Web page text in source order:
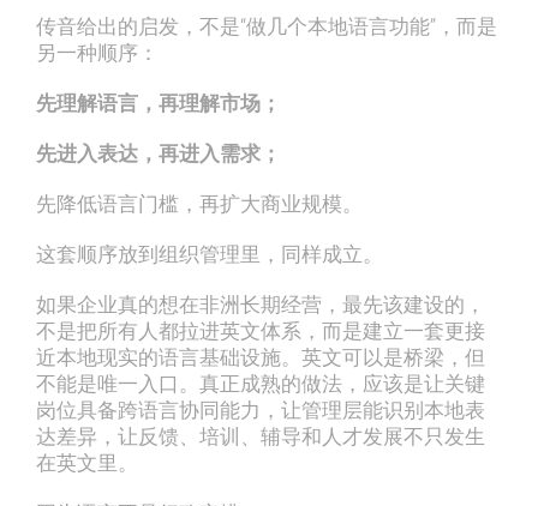
传音给出的启发，不是“做几个本地语言功能”，而是
另一种顺序：
先理解语言，再理解市场；
先进入表达，再进入需求；
先降低语言门槛，再扩大商业规模。
这套顺序放到组织管理里，同样成立。
如果企业真的想在非洲长期经营，最先该建设的，
不是把所有人都拉进英文体系，而是建立一套更接
近本地现实的语言基础设施。英文可以是桥梁，但
不能是唯一入口。真正成熟的做法，应该是让关键
岗位具备跨语言协同能力，让管理层能识别本地表
达差异，让反馈、培训、辅导和人才发展不只发生
在英文里。